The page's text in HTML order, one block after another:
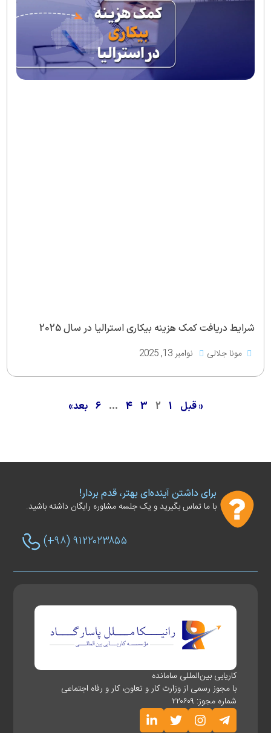
شرایط دریافت کمک هزینه بیکاری استرالیا در سال 2025
مونا جلالی
نوامبر 13, 2025
« قبل 1
2
3
4
…
6 بعد»
برای داشتن آینده‌ای بهتر، قدم بردار!
با ما تماس بگیرید و یک جلسه مشاوره رایگان داشته باشید.
(+۹۸) ۹۱۲۲۰۲۳۸۵۵
کاریابی بین‌المللی سامانده
با مجوز رسمی از وزارت کار و تعاون، کار و رفاه اجتماعی
شماره مجوز: ۲۲۰۶۰۹